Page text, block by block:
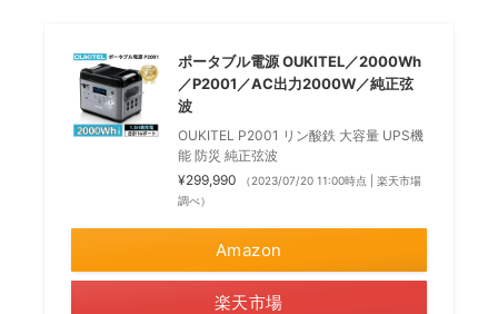
ポータブル電源 OUKITEL／2000Wh
／P2001／AC出力2000W／純正弦
波
OUKITEL P2001 リン酸鉄 大容量 UPS機
能 防災 純正弦波
¥299,990
（2023/07/20 11:00時点 | 楽天市場
調べ）
Amazon
楽天市場